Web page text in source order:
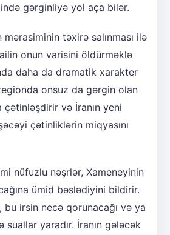
gərginliyə yol aça bilər.
təxirə salınması ilə
onun varisini öldürməklə
daha da dramatik xarakter
onsuz da gərgin olan
və İranın yeni
çətinliklərin miqyasını
nüfuzlu nəşrlər, Xameneyinin
ümid bəslədiyini bildirir.
bu irsin necə qorunacağı və ya
yaradır. İranın gələcək